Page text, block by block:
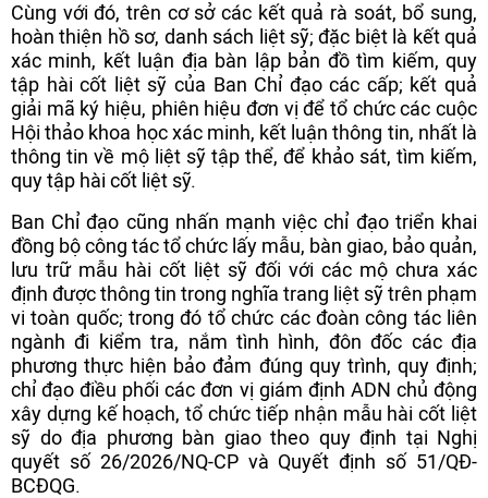
Cùng với đó, trên cơ sở các kết quả rà soát, bổ sung,
hoàn thiện hồ sơ, danh sách liệt sỹ; đặc biệt là kết quả
xác minh, kết luận địa bàn lập bản đồ tìm kiếm, quy
tập hài cốt liệt sỹ của Ban Chỉ đạo các cấp; kết quả
giải mã ký hiệu, phiên hiệu đơn vị để tổ chức các cuộc
Hội thảo khoa học xác minh, kết luận thông tin, nhất là
thông tin về mộ liệt sỹ tập thể, để khảo sát, tìm kiếm,
quy tập hài cốt liệt sỹ.
Ban Chỉ đạo cũng nhấn mạnh việc chỉ đạo triển khai
đồng bộ công tác tổ chức lấy mẫu, bàn giao, bảo quản,
lưu trữ mẫu hài cốt liệt sỹ đối với các mộ chưa xác
định được thông tin trong nghĩa trang liệt sỹ trên phạm
vi toàn quốc; trong đó tổ chức các đoàn công tác liên
ngành đi kiểm tra, nắm tình hình, đôn đốc các địa
phương thực hiện bảo đảm đúng quy trình, quy định;
chỉ đạo điều phối các đơn vị giám định ADN chủ động
xây dựng kế hoạch, tổ chức tiếp nhận mẫu hài cốt liệt
sỹ do địa phương bàn giao theo quy định tại Nghị
quyết số 26/2026/NQ-CP và Quyết định số 51/QĐ-
BCĐQG.